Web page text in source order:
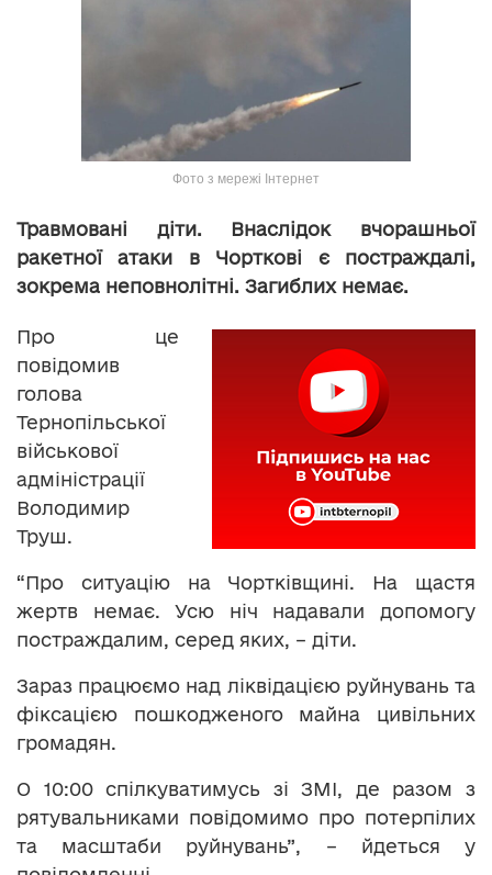
Фото з мережі Інтернет
Травмовані діти. Внаслідок вчорашньої
ракетної атаки в Чорткові є постраждалі,
зокрема неповнолітні. Загиблих немає.
Про це
повідомив
голова
Тернопільської
військової
адміністрації
Володимир
Труш.
“Про ситуацію на Чортківщині. На щастя
жертв немає. Усю ніч надавали допомогу
постраждалим, серед яких, – діти.
Зараз працюємо над ліквідацією руйнувань та
фіксацією пошкодженого майна цивільних
громадян.
О 10:00 спілкуватимусь зі ЗМІ, де разом з
рятувальниками повідомимо про потерпілих
та масштаби руйнувань”, – йдеться у